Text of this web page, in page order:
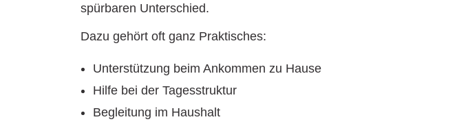
spürbaren Unterschied.
Dazu gehört oft ganz Praktisches:
Unterstützung beim Ankommen zu Hause
Hilfe bei der Tagesstruktur
Begleitung im Haushalt